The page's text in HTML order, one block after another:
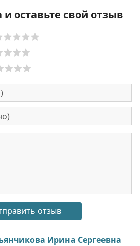
оставьте свой отзыв
Ирина Сергеевна